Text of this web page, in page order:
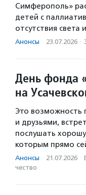
Симферополь»
детей с
отсутствия света
Анонсы · 23.07.2026 ·
День фонда
на
Это возможность
и друзьями,
послушать
которым прямо
Анонсы · 21.07.2026 ·
чест­во